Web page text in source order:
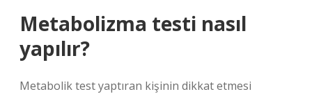
Metabolizma testi nasıl
yapılır?
Metabolik test yaptıran kişinin dikkat etmesi